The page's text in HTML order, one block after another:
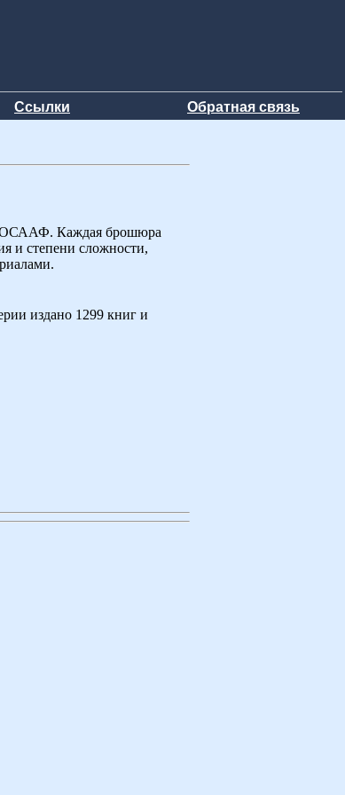
Ссылки Обратная связь
ДОСААФ. Каждая брошюра
и степени сложности,
издано 1299 книг и